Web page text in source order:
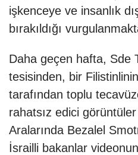
işkenceye ve insanlık
bırakıldığı
Daha geçen hafta, Sde
tesisinden, bir
tarafından toplu
rahatsız edici görüntüler
Aralarında Bezalel
İsrailli bakanlar